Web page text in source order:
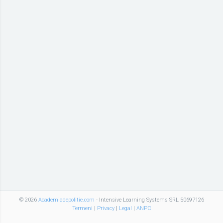
© 2026 Academiadepolitie.com - Intensive Learning Systems SRL 50697126
Termeni | Privacy| Legal | ANPC